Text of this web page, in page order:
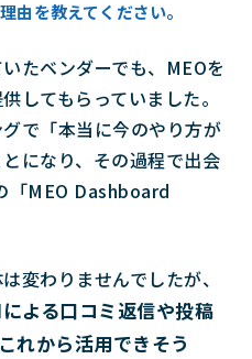
由を教えてください。
たベンダーでも、MEOを
してもらっていました。
で「本当に今のやり方が
になり、その過程で出会
「MEO Dashboard
変わりませんでしたが、
よる口コミ返信や投稿
れから活用できそう